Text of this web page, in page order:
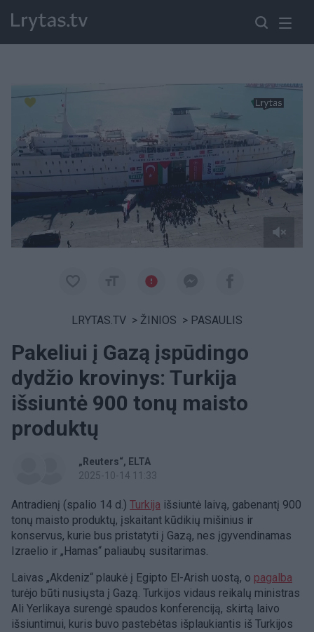
Paremkite Ukrainą
LRYTAS.TV > ŽINIOS > PASAULIS
Pakeliui į Gazą įspūdingo
dydžio krovinys: Turkija
išsiuntė 900 tonų maisto
produktų
„Reuters“
ELTA
2025-10-14 11:33
Antradienį (spalio 14 d.) Turkija išsiuntė laivą, gabenantį 900
tonų maisto produktų, įskaitant kūdikių mišinius ir
konservus, kurie bus pristatyti į Gazą, nes įgyvendinamas
Izraelio ir „Hamas“ paliaubų susitarimas.
Laivas „Akdeniz“ plaukė į Egipto El-Arish uostą, o pagalba
turėjo būti nusiųsta į Gazą. Turkijos vidaus reikalų ministras
Ali Yerlikaya surengė spaudos konferenciją, skirtą laivo
išsiuntimui, kuris buvo pastebėtas išplaukiantis iš Turkijos